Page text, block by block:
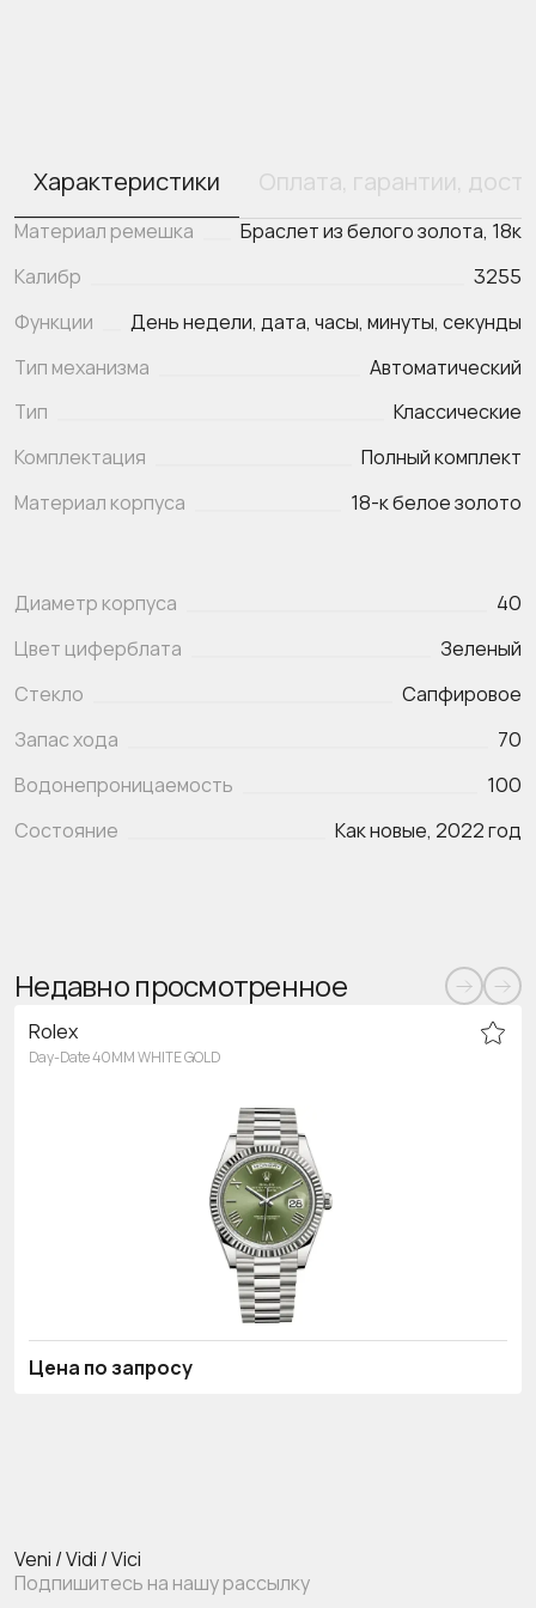
Характеристики Оплата, гарантии,
Материал ремешка
Браслет из белого золота, 18к
Калибр
3255
Функции
День недели, дата, часы, минуты, секунды
Тип механизма
Автоматический
Тип
Классические
Комплектация
Полный комплект
Материал корпуса
18-к белое золото
Диаметр корпуса
40
Цвет циферблата
Зеленый
Стекло
Сапфировое
Запас хода
70
Водонепроницаемость
100
Состояние
Как новые, 2022 год
Недавно просмотренное
Rolex
Day-Date 40MM WHITE GOLD
Цена по запросу
Veni / Vidi / Vici
Подпишитесь на нашу рассылку